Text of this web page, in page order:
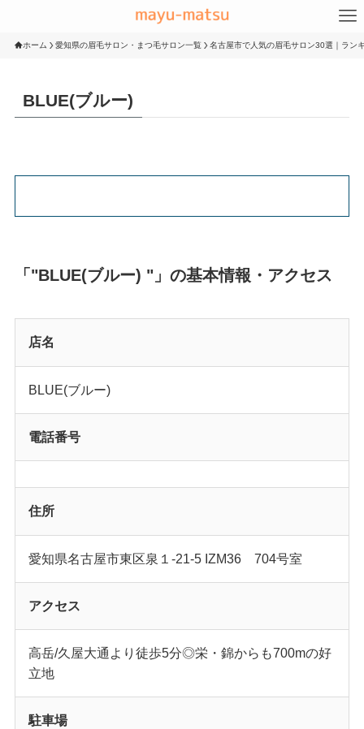
ホーム 愛知県の眉毛サロン・まつ毛サロン一覧 名古屋市で人気の眉毛サロン30選｜ラン
BLUE(ブルー)
「"BLUE(ブルー) "」の基本情報・アクセス
店名
BLUE(ブルー)
電話番号
住所
愛知県名古屋市東区泉１-21-5 IZM36 704号室
アクセス
高岳/久屋大通より徒歩5分◎栄・錦からも700mの好
立地
駐車場